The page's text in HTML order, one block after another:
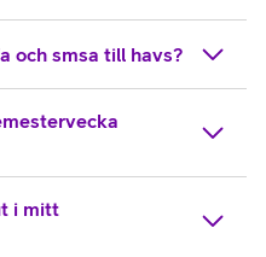
och smsa till havs?
i mitt